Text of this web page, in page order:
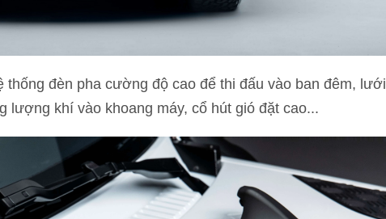
đèn pha cường độ cao để thi đấu vào ban đêm, lưới
lượng khí vào khoang máy, cổ hút gió đặt cao...